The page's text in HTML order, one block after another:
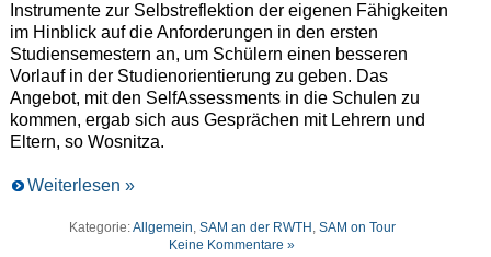
Instrumente zur Selbstreflektion der eigenen Fähigkeiten
im Hinblick auf die Anforderungen in den ersten
Studiensemestern an, um Schülern einen besseren
Vorlauf in der Studienorientierung zu geben. Das
Angebot, mit den SelfAssessments in die Schulen zu
kommen, ergab sich aus Gesprächen mit Lehrern und
Eltern, so Wosnitza.
Weiterlesen »
Kategorie:Allgemein, SAM an der RWTH , SAM on Tour
Keine Kommentare »